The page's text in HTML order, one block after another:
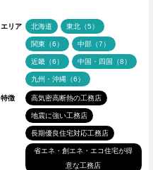
エリア 北海道 東北（5）
関東（6） 中部（7）
近畿（6） 中国・四国（8）
九州・沖縄（6）
特徴 高気密高断熱の工務店
地震に強い工務店
長期優良住宅対応工務店
省エネ・創エネ・エコ住宅が得
意な工務店